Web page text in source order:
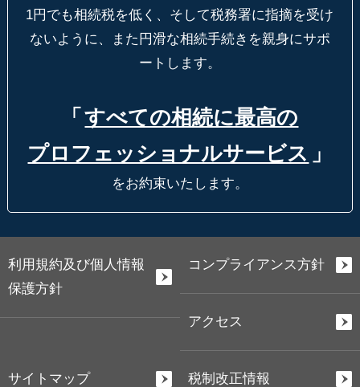
1円でも相続税を低く、そして税務署に指摘を受け
ないように、
また円滑な相続手続きを親身にサポ
ートします。
「 すべての相続に最高の
プロフェッショナルサービス 」
をお約束いたします。
利用規約及び個人情報
保護方針
コンプライアンス方針
アクセス
サイトマップ 税制改正情報